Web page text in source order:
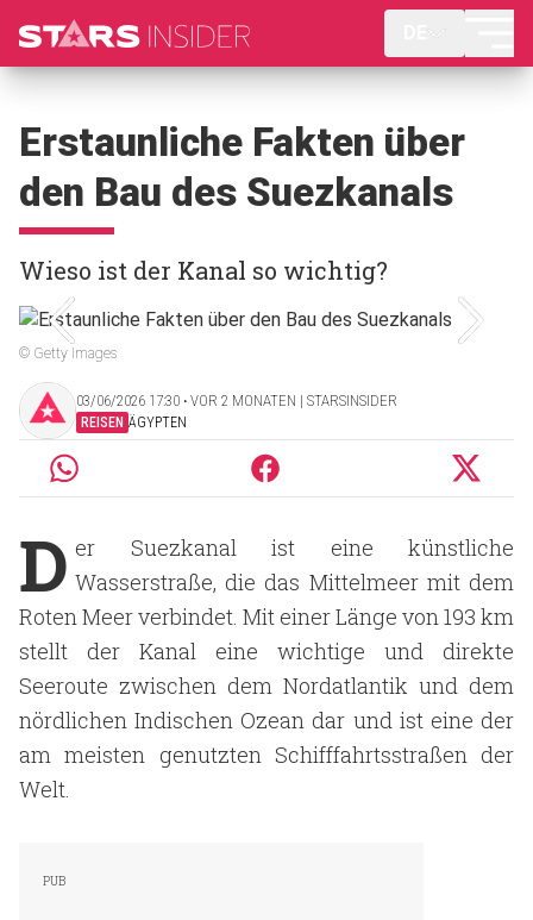
Erstaunliche Fakten über
den Bau des Suezkanals
Wieso ist der Kanal so wichtig?
© Getty Images
03/06/2026 17:30 ‧ VOR 2 MONATEN | STARSINSIDER
REISEN ÄGYPTEN
D er Suezkanal ist eine künstliche
Wasserstraße, die das Mittelmeer mit dem
Roten Meer verbindet. Mit einer Länge von 193 km
stellt der Kanal eine wichtige und direkte
Seeroute zwischen dem Nordatlantik und dem
nördlichen Indischen Ozean dar und ist eine der
am meisten genutzten Schifffahrtsstraßen der
Welt.